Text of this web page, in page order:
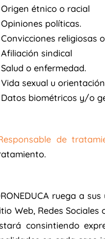
Origen étnico o racial
Opiniones políticas.
Convicciones religiosas
Afiliación sindical
Salud o enfermedad.
Vida sexual u
Datos biométricos y/o
de
ruega a
Web, Redes
consintiendo